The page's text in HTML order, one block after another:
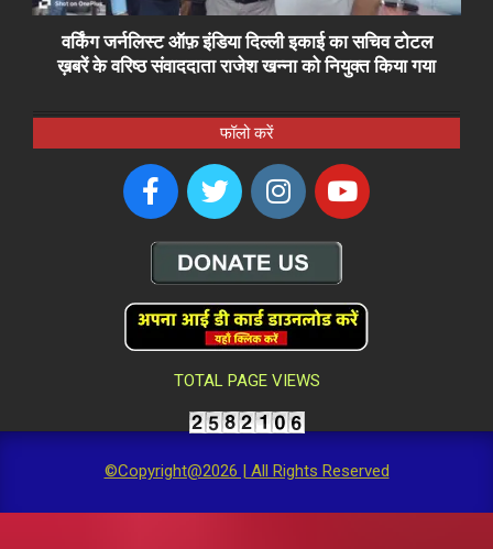
वर्किंग जर्नलिस्ट ऑफ़ इंडिया दिल्ली इकाई का सचिव टोटल
ख़बरें के वरिष्ठ संवाददाता राजेश खन्ना को नियुक्त किया गया
फॉलो करें
TOTAL PAGE VIEWS
©Copyright@2026 | All Rights Reserved